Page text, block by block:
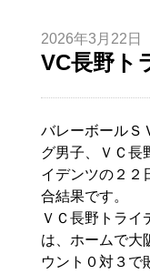
2026年3月22日
VC長野
バレーボールＳ
グ男子、ＶＣ長
イデンツの２２
合結果です。
ＶＣ長野トライ
は、ホームで大
ウント０対３で